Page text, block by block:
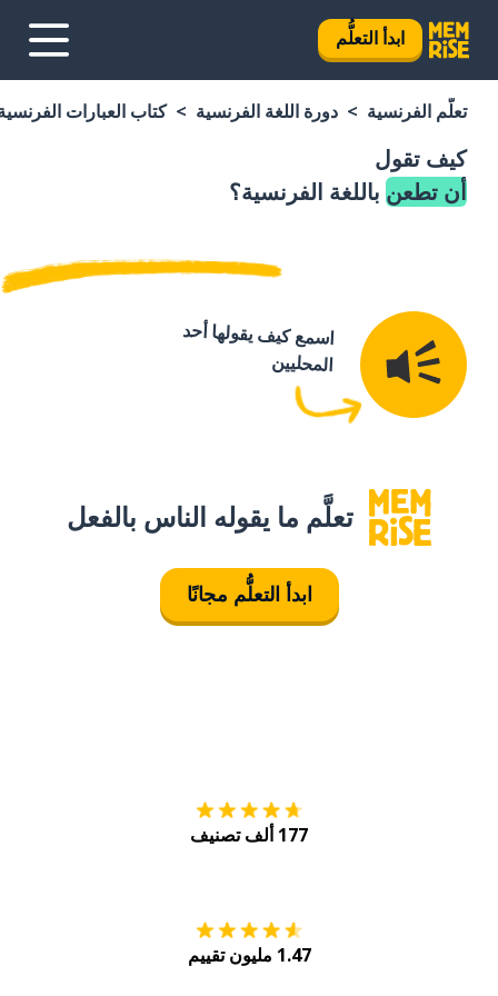
ابدأ التعلُّم
تعلَّم الفرنسية دورة اللغة الفرنسية كتاب العبارات
كيف تقول
أن تطعن باللغة الفرنسية؟
اسمع كيف يقولها أحد
المحليين
تعلَّم ما يقوله الناس بالفعل
ابدأ التعلُّم مجانًا
177 ألف تصنيف
1.47 مليون تقييم